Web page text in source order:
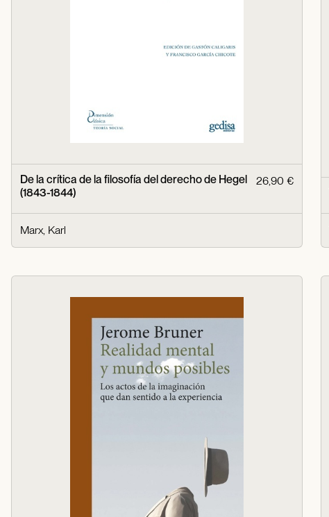
De la crítica de la filosofía del derecho de Hegel
(1843-1844)
26,90 €
Marx, Karl